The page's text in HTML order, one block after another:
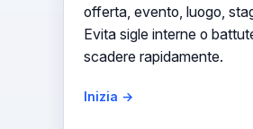
offerta, evento, luogo,
Evita sigle interne o
scadere rapidamente.
Inizia →